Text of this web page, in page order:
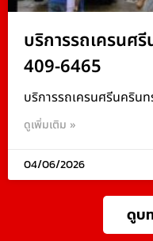
บริการรถเครนศ
409-6465
บริการรถเครนศรีนคริน
ดูเพิ่มเติม »
04/06/2026
ดูบ